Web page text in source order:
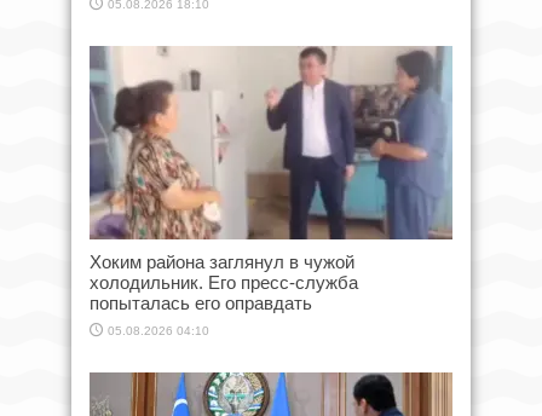
05.08.2026 18:10
Хоким района заглянул в чужой
холодильник. Его пресс-служба
попыталась его оправдать
05.08.2026 04:10